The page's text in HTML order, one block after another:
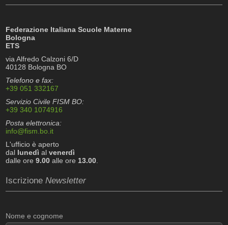
Federazione Italiana Scuole Materne
Bologna
ETS
via Alfredo Calzoni 6/D
40128 Bologna BO
Telefono e fax:
+39 051 332167
Servizio Civile FISM BO:
+39 340 1074916
Posta elettronica:
info@fism.bo.it
L'ufficio è aperto
dal lunedì alvenerdì
dalle ore9.00 alle ore 13.00.
IscrizioneNewsletter
Nome e cognome